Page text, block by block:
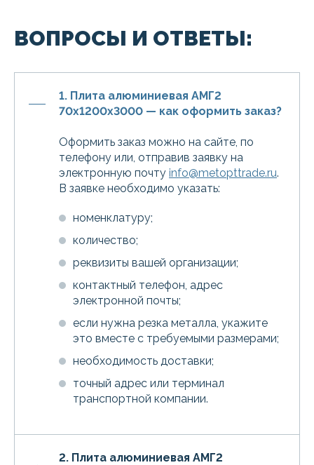
ВОПРОСЫ И ОТВЕТЫ:
1. Плита алюминиевая АМГ2
70х1200х3000 — как оформить заказ?
Оформить заказ можно на сайте, по
телефону или, отправив заявку на
электронную почту info@metopttrade.ru.
В заявке необходимо указать:
номенклатуру;
количество;
реквизиты вашей организации;
контактный телефон, адрес
электронной почты;
если нужна резка металла, укажите
это вместе с требуемыми размерами;
необходимость доставки;
точный адрес или терминал
транспортной компании.
2. Плита алюминиевая АМГ2